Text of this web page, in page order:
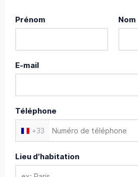
Prénom Nom
E-mail
Téléphone
+33
Lieu d'habitation